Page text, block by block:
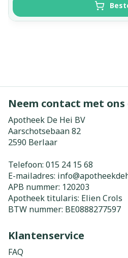
Neem contact met ons
Apotheek De Hei BV
Aarschotsebaan 82
2590 Berlaar
Telefoon: 015 24 15 68
E-mailadres: info@
APB nummer: 120203
Apotheek titularis: Elien Crols
BTW nummer: BE0888277597
Klantenservice
FAQ